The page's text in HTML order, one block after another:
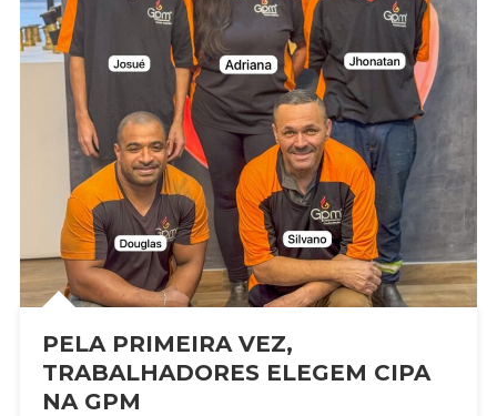
PELA PRIMEIRA VEZ,
TRABALHADORES ELEGEM CIPA
NA GPM